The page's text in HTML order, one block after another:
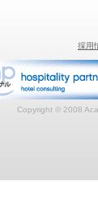
採用
Copyright © 2008